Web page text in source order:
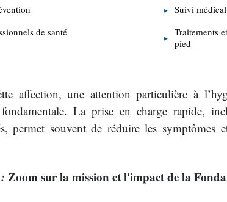
Suivi médical
de santé
Traitements
pied
affection, une attention particulière à
La prise en charge rapide,
permet souvent de réduire les symptômes
Zoom sur la mission et l'impact de la